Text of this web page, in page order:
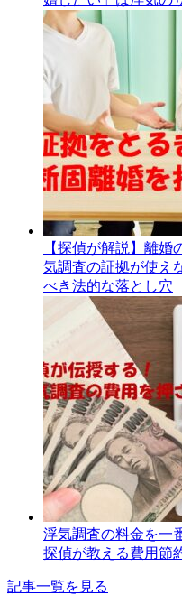
【探偵が解説】離
気調査の証拠が使え
べき法的な落とし穴
浮気調査の料金を一
探偵が教える費用節
記事一覧を見る